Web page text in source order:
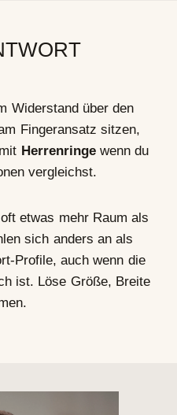
Widerstand über den
Fingeransatz sitzen,
Herrenringewenn du
vergleichst.
etwas mehr Raum als
sich anders an als
Profile, auch wenn die
ist. Löse Größe, Breite